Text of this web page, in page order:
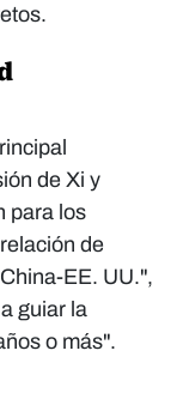
de Xi y
para los
de
EE. UU.",
guiar la
o más".